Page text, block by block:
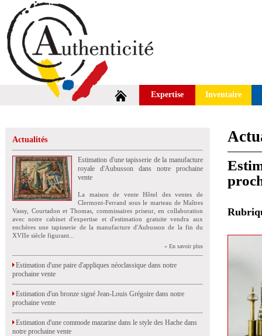
Expertise Inventaire
Actualités
Estimation d'une tapisserie de la manufacture
royale d'Aubusson dans notre prochaine
vente
La maison de vente Hôtel des ventes de
Clermont-Ferrand sous le marteau de Maîtres
Vassy, Courtadon et Thomas, commissaires priseur, en collaboration
avec notre cabinet d'expertise et d'estimation gratuite vendra aux
enchères une tapisserie de la manufacture d'Aubusson de la fin du
XVIIe siècle figurant...
» En savoir plus
Estimation d'une paire d'appliques néoclassique dans notre
prochaine vente
Estimation d'un bronze signé Jean-Louis Grégoire dans notre
prochaine vente
Estimation d'une commode mazarine dans le style des Hache dans
notre prochaine vente